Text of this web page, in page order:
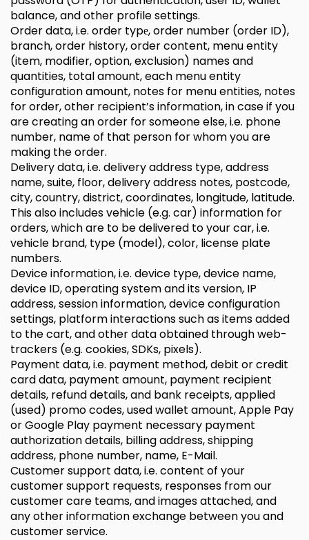
balance, and other profile settings.
Order data, i.e. order typе, order number (order ID),
branch, order history, order content, menu entity
(item, modifier, option, exclusion) names and
quantities, total amount, each menu entity
configuration amount, notes for menu entities, notes
for order, other recipient’s information, in case if you
are creating an order for someone else, i.e. phone
number, name of that person for whom you are
making the order.
Delivery data, i.e. delivery address type, address
name, suite, floor, delivery address notes, postcode,
city, country, district, coordinates, longitude, latitude.
This also includes vehicle (e.g. car) information for
orders, which are to be delivered to your car, i.e.
vehicle brand, type (model), color, license plate
numbers.
Device information, i.e. device type, device name,
device ID, operating system and its version, IP
address, session information, device configuration
settings, platform interactions such as items added
to the cart, and other data obtained through web-
trackers (e.g. cookies, SDKs, pixels).
Payment data, i.e. payment method, debit or credit
card data, payment amount, payment recipient
details, refund details, and bank receipts, applied
(used) promo codes, used wallet amount, Apple Pay
or Google Play payment necessary payment
authorization details, billing address, shipping
address, phone number, name, E-Mail.
Customer support data, i.e. content of your
customer support requests, responses from our
customer care teams, and images attached, and
any other information exchange between you and
customer service.